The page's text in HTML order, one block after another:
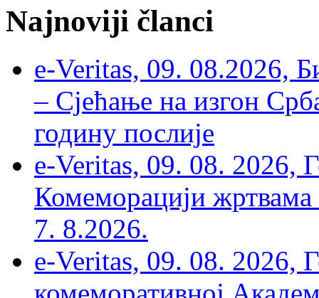
Najnoviji članci
e-Veritas, 09. 08.2026,
– Сјећање на изгон
годину послије
e-Veritas, 09. 08. 2026,
Комеморацији жртвама
7. 8.2026.
e-Veritas, 09. 08. 2026,